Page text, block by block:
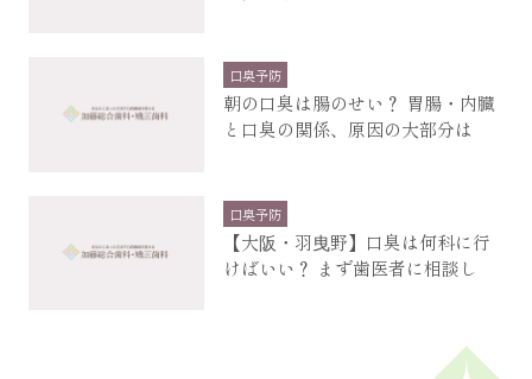
口臭予防
朝の口臭は腸のせい？ 胃腸・内臓
と口臭の関係、原因の大部分は
口臭予防
【大阪・羽曳野】口臭は何科に行
けばいい？ まず歯医者に相談し